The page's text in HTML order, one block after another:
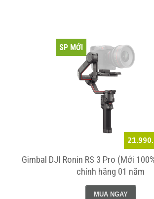
SP MỚI
Gimbal DJI Ronin RS 3 Pro (Mới
chính hãng 01 năm
MUA NGAY